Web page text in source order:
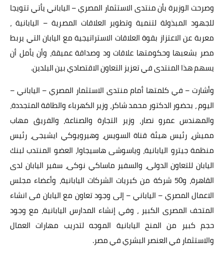
وصرحت الوزيرة بأن منتدى الاستثمار المصري – الياباني يأتي تتويجا
للجهود المبذولة لتنمية وتطوير العلاقات المصرية – اليابانية ،
معربة عن الاعتزاز بقوة العلاقات الاستراتيجية مع اليابان التي يربط
مصر بشعبها وحكومتها علاقات ود وصداقة عميقة، وأن يأمل أن
يسهم هذا المنتدى في تعزيز التعاون الاقتصادي بين البلدين.
وأشارت – في كلمتها أمام منتدى الاستثمار المصري – الياباني –
اليوم ، بحضور الدكتور محمد شاكر، وزير الكهرباء والطاقة المتجددة،
والمهندس عمرو نصار، وزير التجارة والصناعة، والفريق مهاب
مميش، رئيس هيئة قناة السويس، وهيرويوكي ايشيجى، رئيس
منظمة جيترو اليابانية، وياسوشى هاسيجاوا، العضو المنتدب لبنك
اليابان للتعاون الدولى، والسفير ماساكي نوكى، سفير اليابان لدى
القاهرة، و50 شركة من كبريات الشركات اليابانية، وأعضاء مجلس
الاعمال المصري – الياباني – إلى وجود تعاون مع اليابان فى انشاء
المتحف المصرى الكبير ، وفي إنشاء المدارس اليابانية، مع وجود
حجم كبير من المنح اليابانية الموجه لتدريب مهارات العمال
والاستثمار في العنصر البشري في مصر.